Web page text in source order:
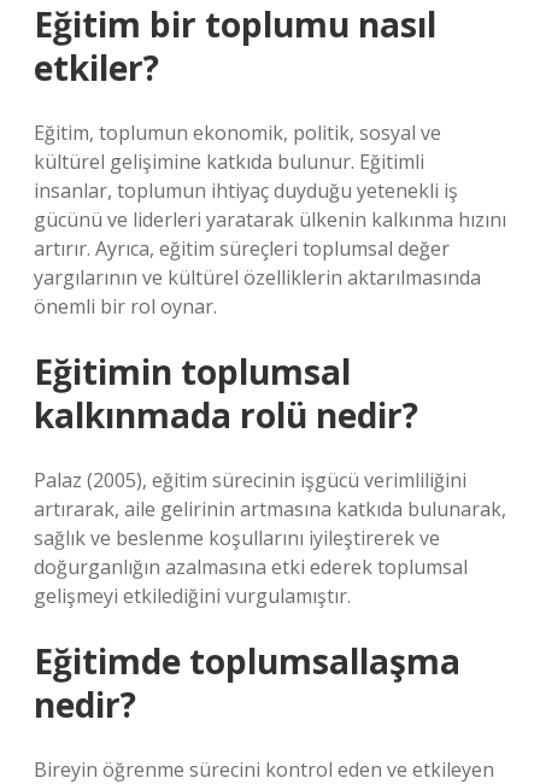
Eğitim bir toplumu nasıl
etkiler?
Eğitim, toplumun ekonomik, politik, sosyal ve
kültürel gelişimine katkıda bulunur. Eğitimli
insanlar, toplumun ihtiyaç duyduğu yetenekli iş
gücünü ve liderleri yaratarak ülkenin kalkınma hızını
artırır. Ayrıca, eğitim süreçleri toplumsal değer
yargılarının ve kültürel özelliklerin aktarılmasında
önemli bir rol oynar.
Eğitimin toplumsal
kalkınmada rolü nedir?
Palaz (2005), eğitim sürecinin işgücü verimliliğini
artırarak, aile gelirinin artmasına katkıda bulunarak,
sağlık ve beslenme koşullarını iyileştirerek ve
doğurganlığın azalmasına etki ederek toplumsal
gelişmeyi etkilediğini vurgulamıştır.
Eğitimde toplumsallaşma
nedir?
Bireyin öğrenme sürecini kontrol eden ve etkileyen